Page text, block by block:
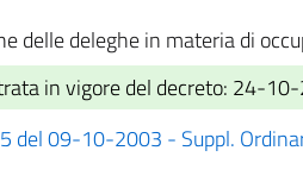
delle deleghe in materia di
in vigore del decreto: 24-
del 09-10-2003 - Suppl.